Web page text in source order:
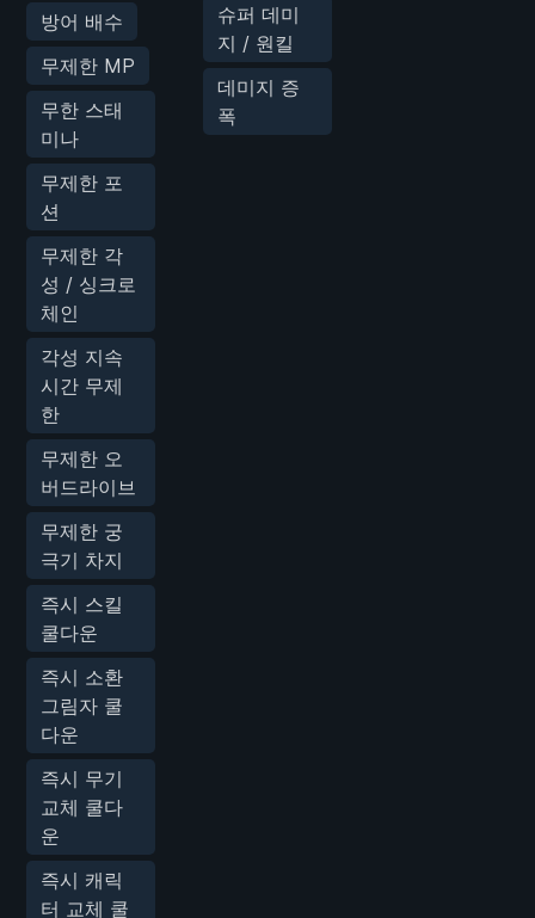
방어 배수
무제한 MP
무한 스태
미나
무제한 포
션
무제한 각
성 / 싱크로
체인
각성 지속
시간 무제
한
무제한 오
버드라이브
무제한 궁
극기 차지
즉시 스킬
쿨다운
즉시 소환
그림자 쿨
다운
즉시 무기
교체 쿨다
운
즉시 캐릭
터 교체 쿨
슈퍼 데미
지 / 원킬
데미지 증
폭